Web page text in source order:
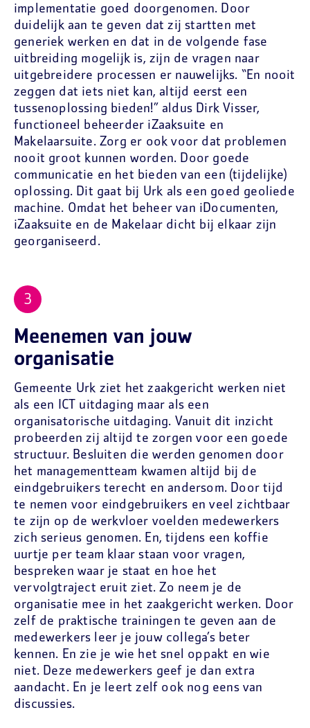
implementatie goed doorgenomen. Door
duidelijk aan te geven dat zij startten met
generiek werken en dat in de volgende fase
uitbreiding mogelijk is, zijn de vragen naar
uitgebreidere processen er nauwelijks. “En nooit
zeggen dat iets niet kan, altijd eerst een
tussenoplossing bieden!” aldus Dirk Visser,
functioneel beheerder iZaaksuite en
Makelaarsuite. Zorg er ook voor dat problemen
nooit groot kunnen worden. Door goede
communicatie en het bieden van een (tijdelijke)
oplossing. Dit gaat bij Urk als een goed geoliede
machine. Omdat het beheer van iDocumenten,
iZaaksuite en de Makelaar dicht bij elkaar zijn
georganiseerd.
Meenemen van jouw
organisatie
Gemeente Urk ziet het zaakgericht werken niet
als een ICT uitdaging maar als een
organisatorische uitdaging. Vanuit dit inzicht
probeerden zij altijd te zorgen voor een goede
structuur. Besluiten die werden genomen door
het managementteam kwamen altijd bij de
eindgebruikers terecht en andersom. Door tijd
te nemen voor eindgebruikers en veel zichtbaar
te zijn op de werkvloer voelden medewerkers
zich serieus genomen. En, tijdens een koffie
uurtje per team klaar staan voor vragen,
bespreken waar je staat en hoe het
vervolgtraject eruit ziet. Zo neem je de
organisatie mee in het zaakgericht werken. Door
zelf de praktische trainingen te geven aan de
medewerkers leer je jouw collega’s beter
kennen. En zie je wie het snel oppakt en wie
niet. Deze medewerkers geef je dan extra
aandacht. En je leert zelf ook nog eens van
discussies.